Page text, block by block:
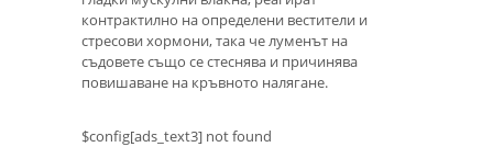
контрактилно на определени вестители и
стресови хормони, така че луменът на
съдовете също се стеснява и причинява
повишаване на кръвното налягане.
$config[ads_text3] not found